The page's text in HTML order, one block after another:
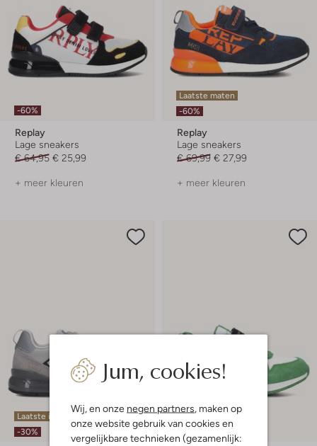
Jum, cookies!
Wij, en onze negen partners, maken op
onze website gebruik van cookies en
vergelijkbare technieken (gezamenlijk:
-60%
Replay
Lage sneakers
€ 64,95 € 25,99
+ meer kleuren
Laatste maten
-60%
Replay
Lage sneakers
€ 69,99 € 27,99
+ meer kleuren
Laatste item
-30%
-50%